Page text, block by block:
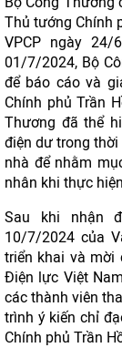
Thủ tướng Chính
VPCP ngày 24/
01/7/2024, Bộ
để báo cáo và
Chính phủ Trần
Thương đã thể
điện dư trong
nhà để nhằm
nhân khi thực
Sau khi nhận
10/7/2024 của
triển khai và mời
Điện lực Việt
các thành viên
trình ý kiến chỉ
Chính phủ Trần